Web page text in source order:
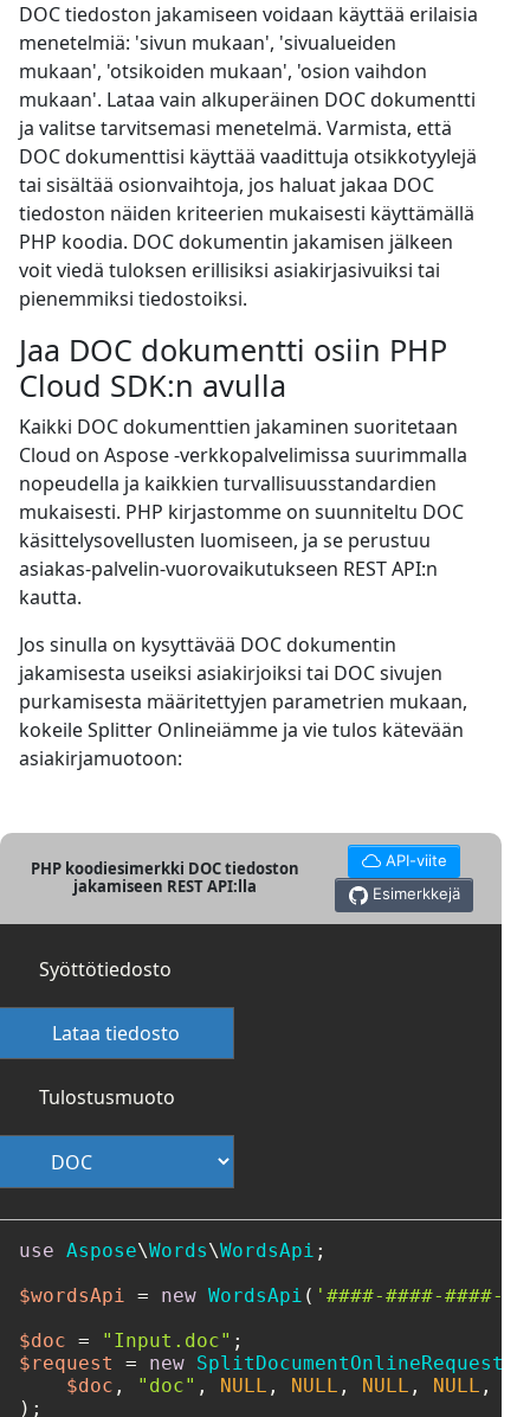
DOC tiedoston jakamiseen voidaan käyttää erilaisia
menetelmiä: 'sivun mukaan', 'sivualueiden
mukaan', 'otsikoiden mukaan', 'osion vaihdon
mukaan'. Lataa vain alkuperäinen DOC dokumentti
ja valitse tarvitsemasi menetelmä. Varmista, että
DOC dokumenttisi käyttää vaadittuja otsikkotyylejä
tai sisältää osionvaihtoja, jos haluat jakaa DOC
tiedoston näiden kriteerien mukaisesti käyttämällä
PHP koodia. DOC dokumentin jakamisen jälkeen
voit viedä tuloksen erillisiksi asiakirjasivuiksi tai
pienemmiksi tiedostoiksi.
Jaa DOC dokumentti osiin PHP
Cloud SDK:n avulla
Kaikki DOC dokumenttien jakaminen suoritetaan
Cloud on Aspose -verkkopalvelimissa suurimmalla
nopeudella ja kaikkien turvallisuusstandardien
mukaisesti. PHP kirjastomme on suunniteltu DOC
käsittelysovellusten luomiseen, ja se perustuu
asiakas-palvelin-vuorovaikutukseen REST API:n
kautta.
Jos sinulla on kysyttävää DOC dokumentin
jakamisesta useiksi asiakirjoiksi tai DOC sivujen
purkamisesta määritettyjen parametrien mukaan,
kokeile Splitter Onlineiämme ja vie tulos kätevään
asiakirjamuotoon:
PHP koodiesimerkki DOC tiedoston
jakamiseen REST API:lla
API-viite
Esimerkkejä
Syöttötiedosto
Lataa tiedosto
Tulostusmuoto
use Aspose\Words\WordsApi ;
$wordsApi = new WordsApi ( '####-####-####-
$doc = "Input.doc"
$request
= new SplitDocumentOnlineRequest
$doc , "doc" , NULL , NULL , NULL , NULL ,